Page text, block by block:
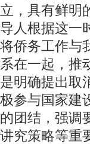
立，具有鲜明
导人根据这一
将侨务工作与
系在一起，推
是明确提出取
极参与国家建
的团结，强调
讲究策略等重